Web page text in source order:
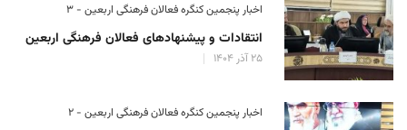
اخبار پنجمین کنگره فعالان فرهنگی اربعین - ۳
انتقادات و پیشنهادهای فعالان فرهنگی اربعین
۲۵ آذر ۱۴۰۴
اخبار پنجمین کنگره فعالان فرهنگی اربعین - ۲